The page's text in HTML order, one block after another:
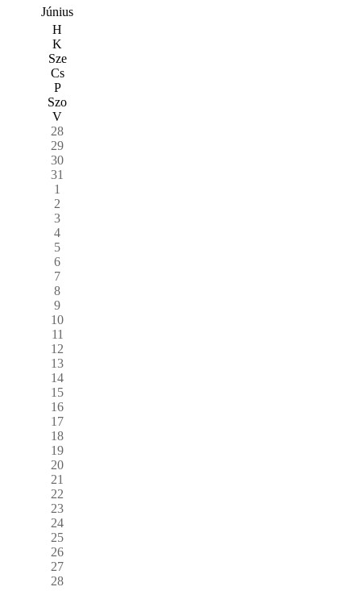
Június
H
K
Sze
Cs
P
Szo
V
28
29
30
31
1
2
3
4
5
6
7
8
9
10
11
12
13
14
15
16
17
18
19
20
21
22
23
24
25
26
27
28